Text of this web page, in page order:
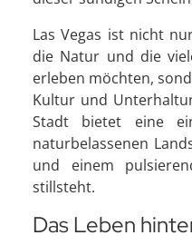
Las Vegas ist nicht
die Natur und die
erleben möchten,
Kultur und
Stadt bietet eine
naturbelassenen
und einem
stillsteht.
Das Leben